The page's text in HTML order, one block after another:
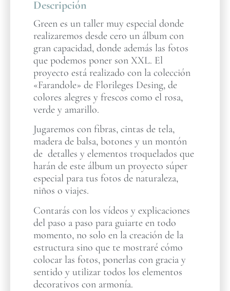
Descripción
Green es un taller muy especial donde
realizaremos desde cero un álbum con
gran capacidad, donde además las fotos
que podemos poner son XXL. El
proyecto está realizado con la colección
«Farandole» de Florileges Desing, de
colores alegres y frescos como el rosa,
verde y amarillo.
Jugaremos con fibras, cintas de tela,
madera de balsa, botones y un montón
de detalles y elementos troquelados que
harán de este álbum un proyecto súper
especial para tus fotos de naturaleza,
niños o viajes.
Contarás con los vídeos y explicaciones
del paso a paso para guiarte en todo
momento, no solo en la creación de la
estructura sino que te mostraré cómo
colocar las fotos, ponerlas con gracia y
sentido y utilizar todos los elementos
decorativos con armonía.